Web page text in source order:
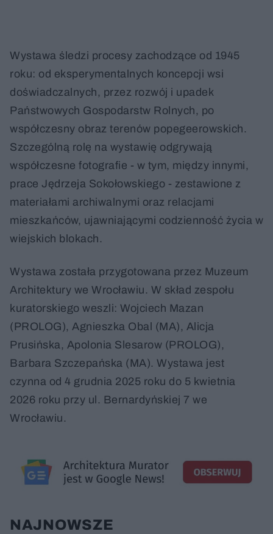
Wystawa śledzi procesy zachodzące od 1945
roku: od eksperymentalnych koncepcji wsi
doświadczalnych, przez rozwój i upadek
Państwowych Gospodarstw Rolnych, po
współczesny obraz terenów popegeerowskich.
Szczególną rolę na wystawię odgrywają
współczesne fotografie - w tym, między innymi,
prace Jędrzeja Sokołowskiego - zestawione z
materiałami archiwalnymi oraz relacjami
mieszkańców, ujawniającymi codzienność życia w
wiejskich blokach.
Wystawa została przygotowana przez Muzeum
Architektury we Wrocławiu. W skład zespołu
kuratorskiego weszli: Wojciech Mazan
(PROLOG), Agnieszka Obal (MA), Alicja
Prusińska, Apolonia Slesarow (PROLOG),
Barbara Szczepańska (MA). Wystawa jest
czynna od 4 grudnia 2025 roku do 5 kwietnia
2026 roku przy ul. Bernardyńskiej 7 we
Wrocławiu.
NAJNOWSZE